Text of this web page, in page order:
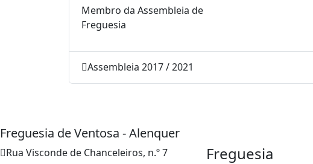
Membro da Assembleia de
Freguesia
Assembleia 2017 / 2021
Freguesia de Ventosa - Alenquer
Rua Visconde de Chanceleiros, n.º 7
Freguesia